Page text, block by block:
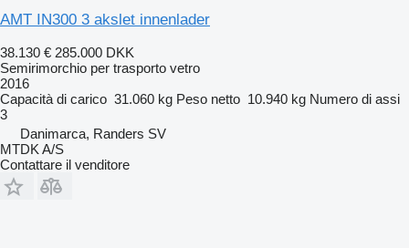
AMT IN300 3 akslet innenlader
38.130 € 285.000 DKK
Semirimorchio per trasporto vetro
2016
Capacità di carico 31.060 kg Peso netto 10.940 kg Numero di assi
3
Danimarca, Randers SV
MTDK A/S
Contattare il venditore